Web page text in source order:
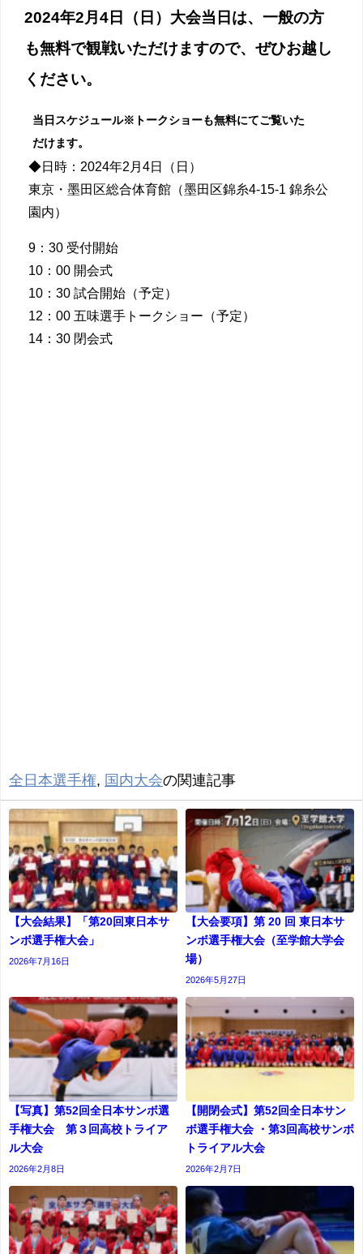
2024年2月4日（日）大会当日は、一般の方
も無料で観戦いただけますので、ぜひお越し
ください。
当日スケジュール※トークショーも無料にてご覧いた
だけます。
◆日時：2024年2月4日（日）
東京・墨田区総合体育館（墨田区錦糸4-15-1 錦糸公
園内）
9：30 受付開始
10：00 開会式
10：30 試合開始（予定）
12：00 五味選手トークショー（予定）
14：30 閉会式
全日本選手権, 国内大会の関連記事
【大会結果】「第20回東日本サ
ンボ選手権大会」
2026年7月16日
【大会要項】第 20 回 東日本サ
ンボ選手権大会（至学館大学会
場）
2026年5月27日
【写真】第52回全日本サンボ選
手権大会 第３回高校トライア
ル大会
2026年2月8日
【開閉会式】第52回全日本サン
ボ選手権大会 ・第3回高校サンボ
トライアル大会
2026年2月7日